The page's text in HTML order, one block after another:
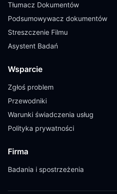
Tłumacz Dokumentów
Podsumowywacz dokumentów
Streszczenie Filmu
Asystent Badań
Wsparcie
Zgłoś problem
Przewodniki
Warunki świadczenia usług
Polityka prywatności
Firma
Badania i spostrzeżenia